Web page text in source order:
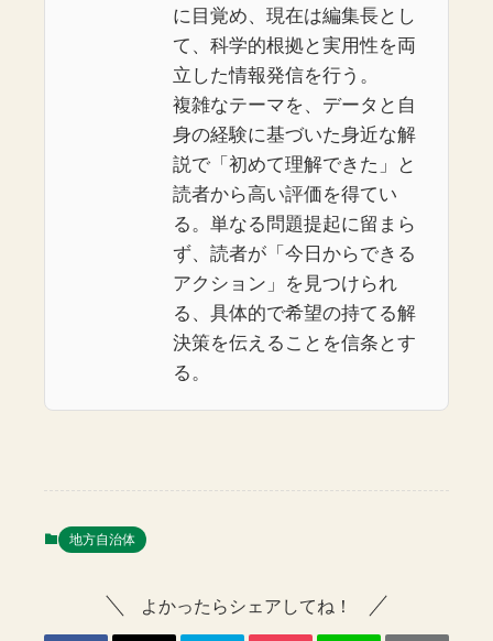
に目覚め、現在は編集長とし
て、科学的根拠と実用性を両
立した情報発信を行う。
複雑なテーマを、データと自
身の経験に基づいた身近な解
説で「初めて理解できた」と
読者から高い評価を得てい
る。単なる問題提起に留まら
ず、読者が「今日からできる
アクション」を見つけられ
る、具体的で希望の持てる解
決策を伝えることを信条とす
る。
地方自治体
よかったらシェアしてね！